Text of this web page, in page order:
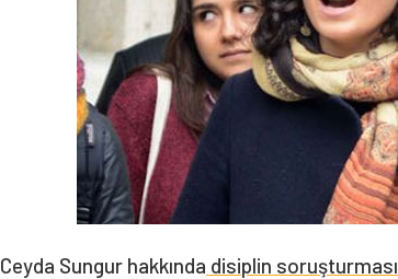
Ceyda Sungur hakkında disiplin soruşturması